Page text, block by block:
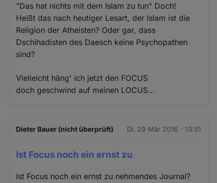
"Das hat nichts mit dem Islam zu tun" Doch!
Heißt das nach heutiger Lesart, der Islam ist die
Religion der Atheisten? Oder gar, dass
Dschihadisten des Daesch keine Psychopathen
sind?
Vielleicht häng' ich jetzt den FOCUS
doch geschwind auf meinen LOCUS...
Dieter Bauer (nicht überprüft) Di. 29 Mär 2016 - 13:51
Ist Focus noch ein ernst zu
Ist Focus noch ein ernst zu nehmendes Journal?